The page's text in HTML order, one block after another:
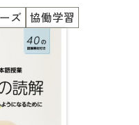
に変えて書き直しま
ません。
字ぐらいのまとま
ズ 協働学習